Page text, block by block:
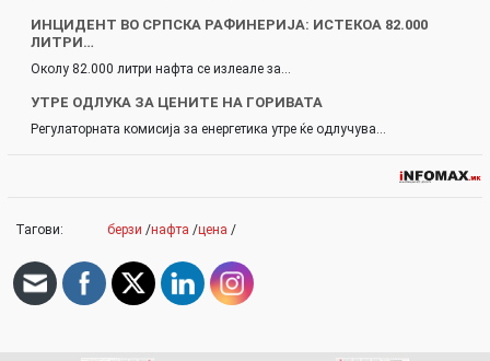
ИНЦИДЕНТ ВО СРПСКА РАФИНЕРИЈА: ИСТЕКОА 82.000
ЛИТРИ…
Околу 82.000 литри нафта се излеале за…
УТРЕ ОДЛУКА ЗА ЦЕНИТЕ НА ГОРИВАТА
Регулаторната комисија за енергетика утре ќе одлучува…
Тагови: берзи /нафта /цена /